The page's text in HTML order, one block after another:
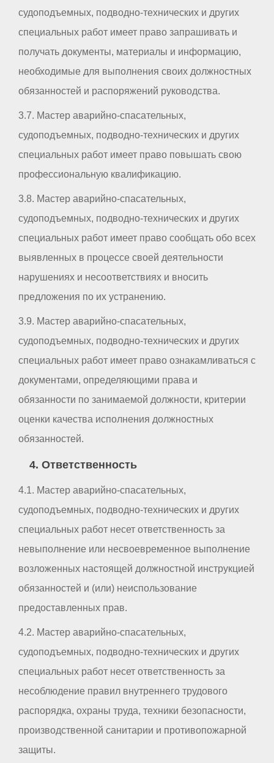
судоподъемных, подводно-технических и других
специальных работ имеет право запрашивать и
получать документы, материалы и информацию,
необходимые для выполнения своих должностных
обязанностей и распоряжений руководства.
3.7. Мастер аварийно-спасательных,
судоподъемных, подводно-технических и других
специальных работ имеет право повышать свою
профессиональную квалификацию.
3.8. Мастер аварийно-спасательных,
судоподъемных, подводно-технических и других
специальных работ имеет право сообщать обо всех
выявленных в процессе своей деятельности
нарушениях и несоответствиях и вносить
предложения по их устранению.
3.9. Мастер аварийно-спасательных,
судоподъемных, подводно-технических и других
специальных работ имеет право ознакамливаться с
документами, определяющими права и
обязанности по занимаемой должности, критерии
оценки качества исполнения должностных
обязанностей.
4. Ответственность
4.1. Мастер аварийно-спасательных,
судоподъемных, подводно-технических и других
специальных работ несет ответственность за
невыполнение или несвоевременное выполнение
возложенных настоящей должностной инструкцией
обязанностей и (или) неиспользование
предоставленных прав.
4.2. Мастер аварийно-спасательных,
судоподъемных, подводно-технических и других
специальных работ несет ответственность за
несоблюдение правил внутреннего трудового
распорядка, охраны труда, техники безопасности,
производственной санитарии и противопожарной
защиты.